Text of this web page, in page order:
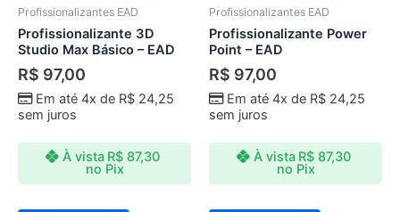
Profissionalizantes EAD
Profissionalizante 3D
Studio Max Básico – EAD
R$ 97,00
Em até 4x de R$24,25
sem juros
À vista R$ 87,30
no Pix
Profissionalizantes EAD
Profissionalizante Power
Point – EAD
R$ 97,00
Em até 4x de R$24,25
sem juros
À vista R$ 87,30
no Pix